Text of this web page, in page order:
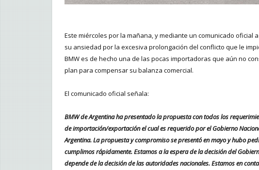
Este miércoles por la mañana, y mediante un comunicado oficial
su ansiedad por la excesiva prolongación del conflicto que le
BMW es de hecho una de las pocas importadoras que aún no
plan para compensar su balanza comercial.
El comunicado oficial señala:
BMW de Argentina ha presentado la propuesta con todos los
de importación/exportación el cual es requerido por el Gobierno
Argentina. La propuesta y compromiso se presentó en mayo y hubo
cumplimos rápidamente. Estamos a la espera de la decisión del
depende de la decisión de las autoridades nacionales. Estamos en